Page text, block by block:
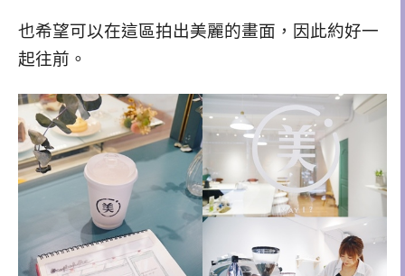
也希望可以在這區拍出美麗的畫面，因此約好一
起往前。